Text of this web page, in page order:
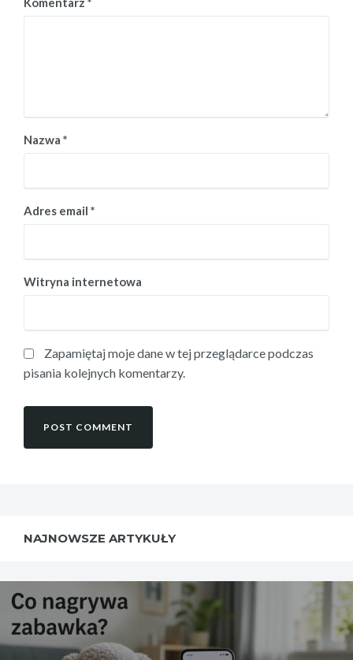
Nazwa *
Adres email *
Witryna internetowa
Zapamiętaj moje dane w tej przeglądarce podczas
pisania kolejnych komentarzy.
NAJNOWSZE ARTYKUŁY